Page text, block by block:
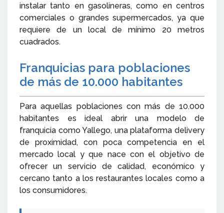
instalar tanto en gasolineras, como en centros
comerciales o grandes supermercados, ya que
requiere de un local de mínimo 20 metros
cuadrados.
Franquicias para poblaciones
de más de 10.000 habitantes
Para aquellas poblaciones con más de 10.000
habitantes es ideal abrir una modelo de
franquicia como Yallego, una plataforma delivery
de proximidad, con poca competencia en el
mercado local y que nace con el objetivo de
ofrecer un servicio de calidad, económico y
cercano tanto a los restaurantes locales como a
los consumidores.